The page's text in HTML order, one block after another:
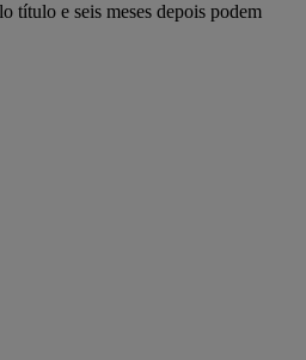
título e seis meses depois podem